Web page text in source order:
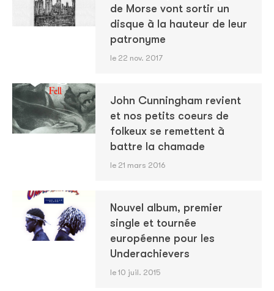
de Morse vont sortir un
disque à la hauteur de leur
patronyme
le 22 nov. 2017
John Cunningham revient
et nos petits coeurs de
folkeux se remettent à
battre la chamade
le 21 mars 2016
Nouvel album, premier
single et tournée
européenne pour les
Underachievers
le 10 juil. 2015